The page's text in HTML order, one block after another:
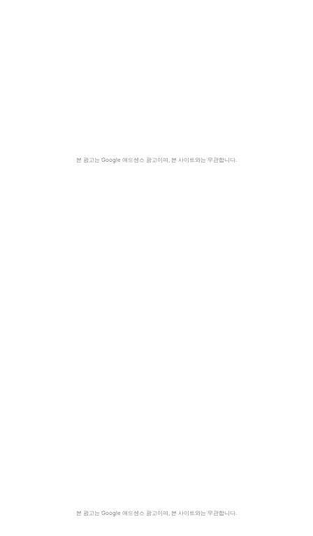
본 광고는 Google 애드센스 광고이며, 본 사이트와는 무관합니다.
본 광고는 Google 애드센스 광고이며, 본 사이트와는 무관합니다.